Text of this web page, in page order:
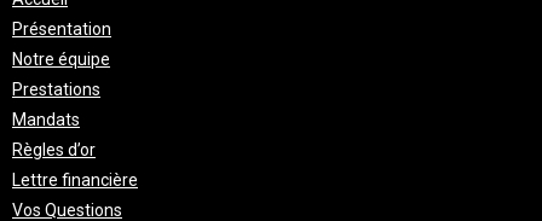
Présentation
Notre équipe
Prestations
Mandats
Règles d’or
Lettre financière
Vos Questions